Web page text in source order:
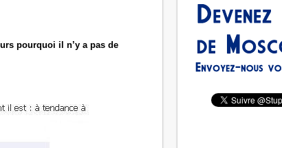
pourquoi il n’y a pas de